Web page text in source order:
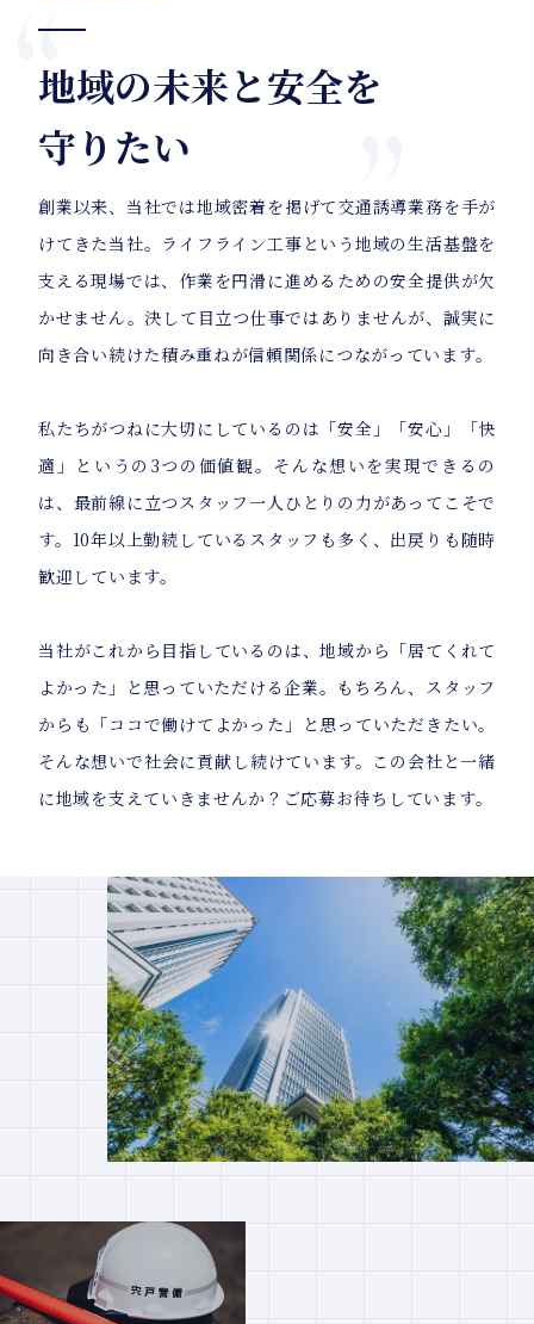
地域の未来と安全を
守りたい
創業以来、当社では地域密着を掲げて交通誘導業務を手が
けてきた当社。ライフライン工事という地域の生活基盤を
支える現場では、作業を円滑に進めるための安全提供が欠
かせません。決して目立つ仕事ではありませんが、誠実に
向き合い続けた積み重ねが信頼関係につながっています。
私たちがつねに大切にしているのは「安全」「安心」「快
適」というの3つの価値観。そんな想いを実現できるの
は、最前線に立つスタッフ一人ひとりの力があってこそで
す。10年以上勤続しているスタッフも多く、出戻りも随時
歓迎しています。
当社がこれから目指しているのは、地域から「居てくれて
よかった」と思っていただける企業。もちろん、スタッフ
からも「ココで働けてよかった」と思っていただきたい。
そんな想いで社会に貢献し続けています。この会社と一緒
に地域を支えていきませんか？ご応募お待ちしています。